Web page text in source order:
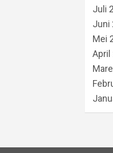
Juli
Juni
Mei
April